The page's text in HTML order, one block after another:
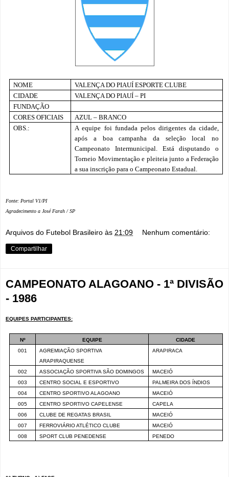
NOME
VALENÇA DO PIAUÍ ESPORTE CLUBE
CIDADE
VALENÇA DO PIAUÍ – PI
FUNDAÇÃO
CORES OFICIAIS
AZUL – BRANCO
OBS.:
A equipe foi fundada pelos dirigentes da cidade,
após a boa campanha da seleção local no
Campeonato Intermunicipal. Está disputando o
Torneio Movimentação e pleiteia junto a Federação
a sua inscrição para o Campeonato Estadual.
Fonte: Portal V1/PI
Agradecimento a José Farah / SP
Arquivos do Futebol Brasileiro às 21:09 Nenhum comentário:
Compartilhar
CAMPEONATO ALAGOANO - 1ª DIVISÃO
- 1986
EQUIPES PARTICIPANTES:
Nº EQUIPE
CIDADE
001
AGREMIAÇÃO SPORTIVA
ARAPIRAQUENSE
ARAPIRACA
002 ASSOCIAÇÃO SPORTIVA SÃO DOMINGOS
MACEIÓ
003
CENTRO SOCIAL E ESPORTIVO
PALMEIRA DOS ÍNDIOS
004
CENTRO SPORTIVO ALAGOANO
MACEIÓ
005
CENTRO SPORTIVO CAPELENSE
CAPELA
006
CLUBE DE REGATAS BRASIL
MACEIÓ
007
FERROVIÁRIO ATLÉTICO CLUBE
MACEIÓ
008
SPORT CLUB PENEDENSE PENEDO